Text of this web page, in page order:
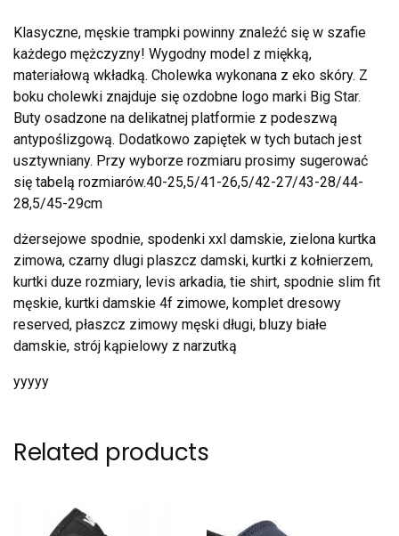
Klasyczne, męskie trampki powinny znaleźć się w szafie
każdego mężczyzny! Wygodny model z miękką,
materiałową wkładką. Cholewka wykonana z eko skóry. Z
boku cholewki znajduje się ozdobne logo marki Big Star.
Buty osadzone na delikatnej platformie z podeszwą
antypoślizgową. Dodatkowo zapiętek w tych butach jest
usztywniany. Przy wyborze rozmiaru prosimy sugerować
się tabelą rozmiarów.40-25,5/41-26,5/42-27/43-28/44-
28,5/45-29cm
dżersejowe spodnie, spodenki xxl damskie, zielona kurtka
zimowa, czarny dlugi plaszcz damski, kurtki z kołnierzem,
kurtki duze rozmiary, levis arkadia, tie shirt, spodnie slim fit
męskie, kurtki damskie 4f zimowe, komplet dresowy
reserved, płaszcz zimowy męski długi, bluzy białe
damskie, strój kąpielowy z narzutką
yyyyy
Related products